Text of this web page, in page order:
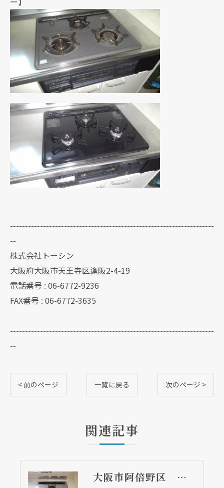
--------------------------------------------------------------------
--
株式会社トーシン
大阪府大阪市天王寺区逢阪2-4-19
電話番号 : 06-6772-9236
FAX番号 : 06-6772-3635
--------------------------------------------------------------------
--
< 前のページ 一覧に戻る 次のページ >
関連記事
大阪市阿倍野区 戸建て住宅のビルトインコンロ取替リフォーム工事 ノーリツ